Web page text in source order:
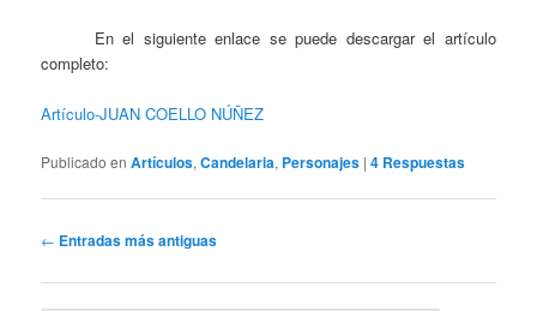
En el siguiente enlace se puede descargar el artículo
completo:
Artículo-JUAN COELLO NÚÑEZ
Publicado en Artículos,Candelaria, Personajes |4 Respuestas
Navegación
entradas
← Entradas más antiguas